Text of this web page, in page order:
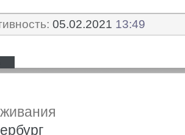
05.02.2021 13:49